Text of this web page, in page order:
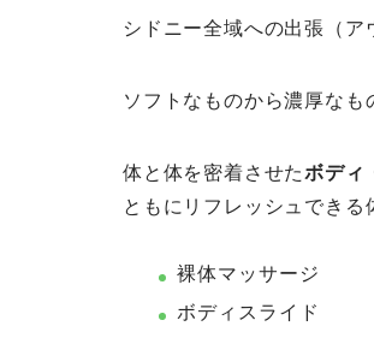
シドニー全域への出張（ア
ソフトなものから濃厚なも
体と体を密着させたボディ
ともにリフレッシュできる
裸体マッサージ
ボディスライド